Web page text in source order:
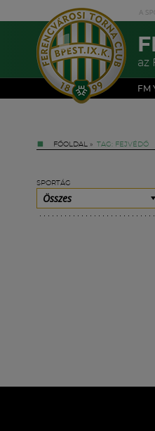
az
FM
FŐOLDAL » TAG: FEJVÉDŐ
SPORTÁG
Összes